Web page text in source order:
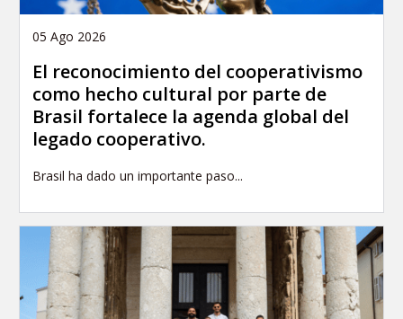
05 Ago 2026
El reconocimiento del cooperativismo
como hecho cultural por parte de
Brasil fortalece la agenda global del
legado cooperativo.
Brasil ha dado un importante paso...